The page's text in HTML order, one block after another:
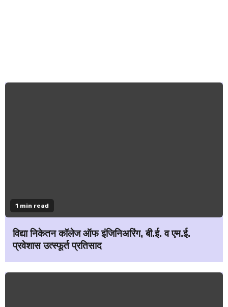
1 min read
विद्या निकेतन कॉलेज ऑफ इंजिनिअरिंग, बी.ई. व एम.ई.
प्रवेशास उत्स्फूर्त प्रतिसाद